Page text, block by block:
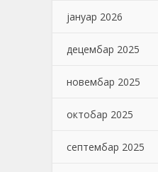
јануар 2026
децембар 2025
новембар 2025
октобар 2025
септембар 2025